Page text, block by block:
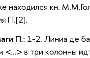
находился кн.
П.[2].
П.: 1-2. Линиа де
<…> в три колонны